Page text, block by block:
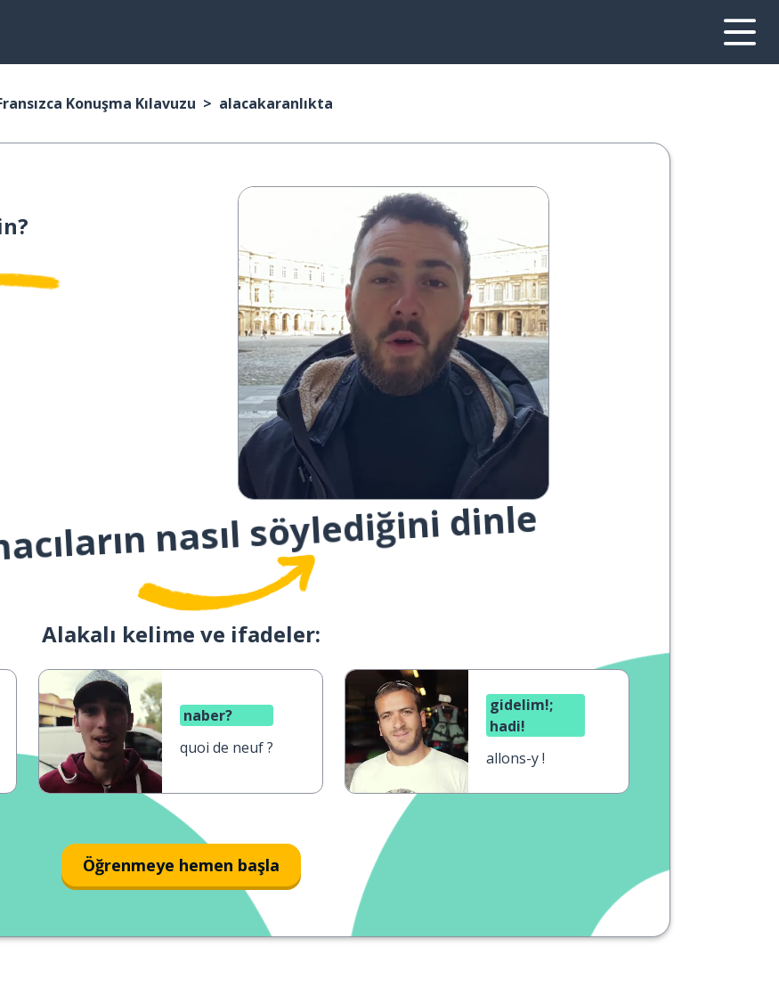
Konuşma Kılavuzu alacakaranlıkta
nasıl söylediğini dinle
Alakalı kelime ve ifadeler:
naber?
quoi de neuf ?
gidelim!;
hadi!
allons-y !
Öğrenmeye hemen başla